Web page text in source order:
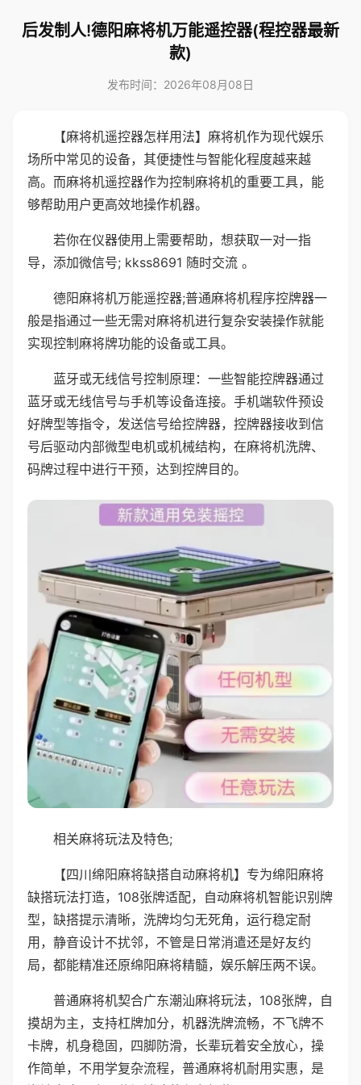
后发制人!德阳麻将机万能遥控器(程控器最新
款)
发布时间：2026年08月08日
【麻将机遥控器怎样用法】麻将机作为现代娱乐
场所中常见的设备，其便捷性与智能化程度越来越
高。而麻将机遥控器作为控制麻将机的重要工具，能
够帮助用户更高效地操作机器。
若你在仪器使用上需要帮助，想获取一对一指
导，添加微信号; kkss8691 随时交流 。
德阳麻将机万能遥控器;普通麻将机程序控牌器一
般是指通过一些无需对麻将机进行复杂安装操作就能
实现控制麻将牌功能的设备或工具。
蓝牙或无线信号控制原理：一些智能控牌器通过
蓝牙或无线信号与手机等设备连接。手机端软件预设
好牌型等指令，发送信号给控牌器，控牌器接收到信
号后驱动内部微型电机或机械结构，在麻将机洗牌、
码牌过程中进行干预，达到控牌目的。
相关麻将玩法及特色;
【四川绵阳麻将缺搭自动麻将机】专为绵阳麻将
缺搭玩法打造，108张牌适配，自动麻将机智能识别牌
型，缺搭提示清晰，洗牌均匀无死角，运行稳定耐
用，静音设计不扰邻，不管是日常消遣还是好友约
局，都能精准还原绵阳麻将精髓，娱乐解压两不误。
普通麻将机契合广东潮汕麻将玩法，108张牌，自
摸胡为主，支持杠牌加分，机器洗牌流畅，不飞牌不
卡牌，机身稳固，四脚防滑，长辈玩着安全放心，操
作简单，不用学复杂流程，普通麻将机耐用实惠，是